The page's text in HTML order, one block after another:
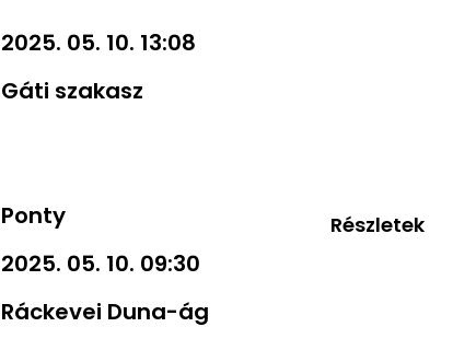
2025. 05. 10. 13:08
Gáti szakasz
Ponty
2025. 05. 10. 09:30
Ráckevei Duna-ág
Részletek